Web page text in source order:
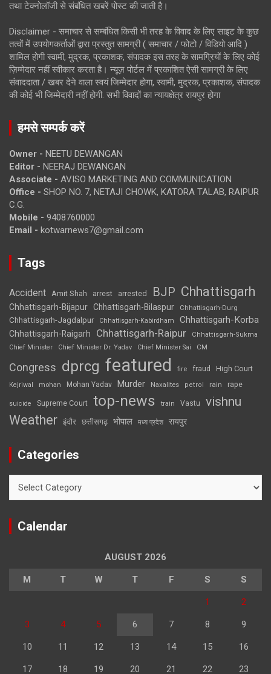
तथा टेक्नोलॉजी से संबंधित खबरें पोस्ट की जाती है।
Disclaimer - समाचार से सम्बंधित किसी भी तरह के विवाद के लिए साइट के कुछ
तत्वों में उपयोगकर्ताओं द्वारा प्रस्तुत सामग्री ( समाचार / फोटो / विडियो आदि )
शामिल होगी स्वामी, मुद्रक, प्रकाशक, संपादक इस तरह के सामग्रियों के लिए कोई
ज़िम्मेदार नहीं स्वीकार करता है। न्यूज़ पोर्टल में प्रकाशित ऐसी सामग्री के लिए
संवाददाता / खबर देने वाला स्वयं जिम्मेदार होगा, स्वामी, मुद्रक, प्रकाशक, संपादक
की कोई भी जिम्मेदारी नहीं होगी. सभी विवादों का न्यायक्षेत्र रायपुर होगा
हमसे सम्पर्क करें
Owner - NEETU DEWANGAN
Editor - NEERAJ DEWANGAN
Associate - AVISO MARKETING AND COMMUNICATION
Office - SHOP NO. 7, NETAJI CHOWK, KATORA TALAB, RAIPUR
C.G.
Mobile - 9408760000
Email - kotwarnews7@gmail.com
Tags
Accident Amit Shah arrest arrested BJP Chhattisgarh
Chhattisgarh-Bijapur Chhattisgarh-Bilaspur Chhattisgarh-Durg
Chhattisgarh-Jagdalpur Chhattisgarh-Kabirdham Chhattisgarh-Korba
Chhattisgarh-Raigarh Chhattisgarh-Raipur
Chhattisgarh-Sukma
Chief Minister
Chief Minister Dr. Yadav Chief Minister Sai CM
Congress dprcg featured fire fraud High Court
Kejriwal mohan Mohan Yadav Murder Naxalites petrol rain rape
suicide Supreme Court top-news train Vastu vishnu
Weather इंदौर छत्तीसगढ़ भोपाल मध्य प्रदेश रायपुर
Categories
Calendar
AUGUST 2026
M T W T F S S
1 2
3 4 5 6 7 8 9
10 11 12 13 14 15 16
17 18 19 20 21 22 23